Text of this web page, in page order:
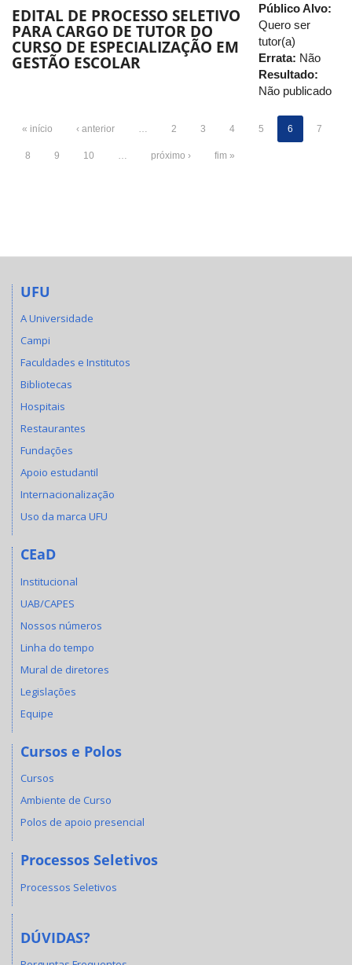
EDITAL DE PROCESSO SELETIVO
PARA CARGO DE TUTOR DO
CURSO DE ESPECIALIZAÇÃO EM
GESTÃO ESCOLAR
Público Alvo:
Quero ser
tutor(a)
Errata: Não
Resultado:
Não publicado
« início ‹ anterior 2 3 4 5 6 7
8 9 10 próximo › fim »
UFU
A Universidade
Campi
Faculdades e Institutos
Bibliotecas
Hospitais
Restaurantes
Fundações
Apoio estudantil
Internacionalização
Uso da marca UFU
CEaD
Institucional
UAB/CAPES
Nossos números
Linha do tempo
Mural de diretores
Legislações
Equipe
Cursos e Polos
Cursos
Ambiente de Curso
Polos de apoio presencial
Processos Seletivos
Processos Seletivos
DÚVIDAS?